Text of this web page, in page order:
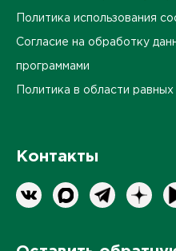
Политика использования
Согласие на обработку
программами
Политика в области
Контакты